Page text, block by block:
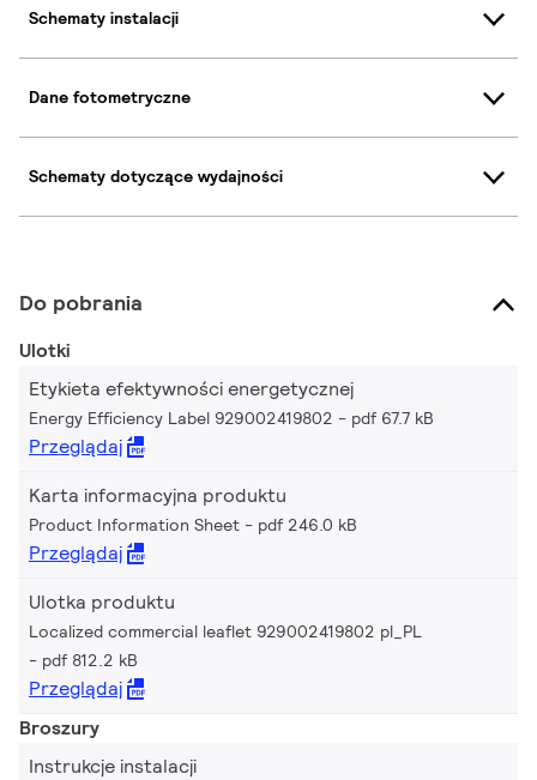
Schematy instalacji
Dane fotometryczne
Schematy dotyczące wydajności
Do pobrania
Ulotki
Etykieta efektywności energetycznej
Energy Efficiency Label 929002419802 pdf 67.7 kB
Przeglądaj
Karta informacyjna produktu
Product Information Sheet pdf 246.0 kB
Przeglądaj
Ulotka produktu
Localized commercial leaflet 929002419802 pl_PL
pdf 812.2 kB
Przeglądaj
Broszury
Instrukcje instalacji